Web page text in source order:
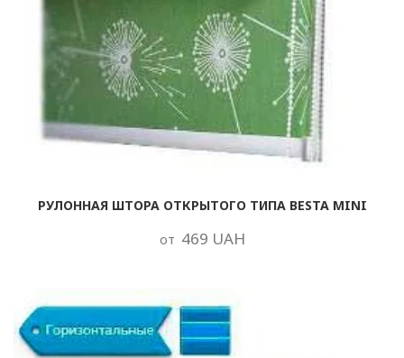
РУЛОННАЯ ШТОРА ОТКРЫТОГО ТИПА BESTA MINI
от 469 UAH